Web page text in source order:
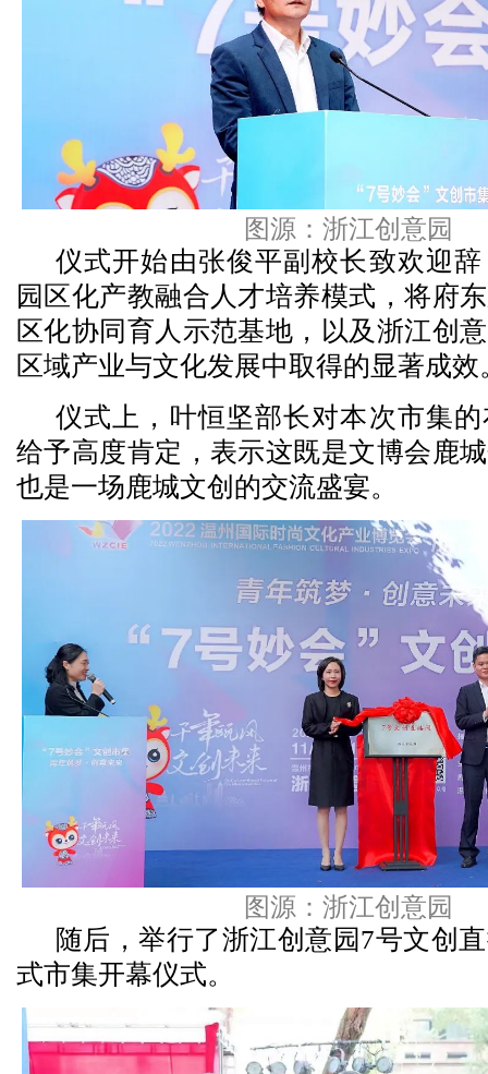
图源：浙江创意园
仪式开始由张俊平副校长致欢迎
园区化产教融合人才培养模式，将府
区化协同育人示范基地，以及浙江创
区域产业与文化发展中取得的显著成效
仪式上，叶恒坚部长对本次市集
给予高度肯定，表示这既是文博会鹿
也是一场鹿城文创的交流盛宴。
图源：浙江创意园
随后，举行了浙江创意园7号文创
式市集开幕仪式。